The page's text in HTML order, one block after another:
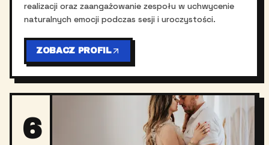
realizacji oraz zaangażowanie zespołu w uchwycenie
naturalnych emocji podczas sesji i uroczystości.
ZOBACZ PROFIL
6